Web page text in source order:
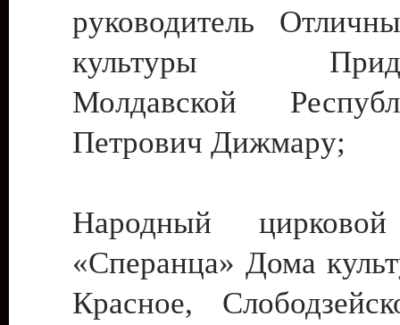
руководитель
культуры
Молдавской
Петрович Дижмару;
Народный цирковой
«Сперанца» Дома
Красное,